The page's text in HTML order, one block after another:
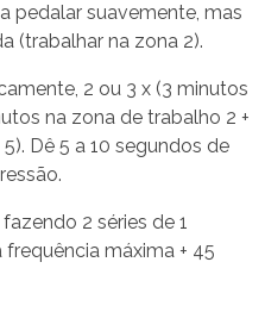
pedalar suavemente, mas
(trabalhar na zona 2).
2 ou 3 x (3 minutos
na zona de trabalho 2 +
Dê 5 a 10 segundos de
2 séries de 1
máxima + 45